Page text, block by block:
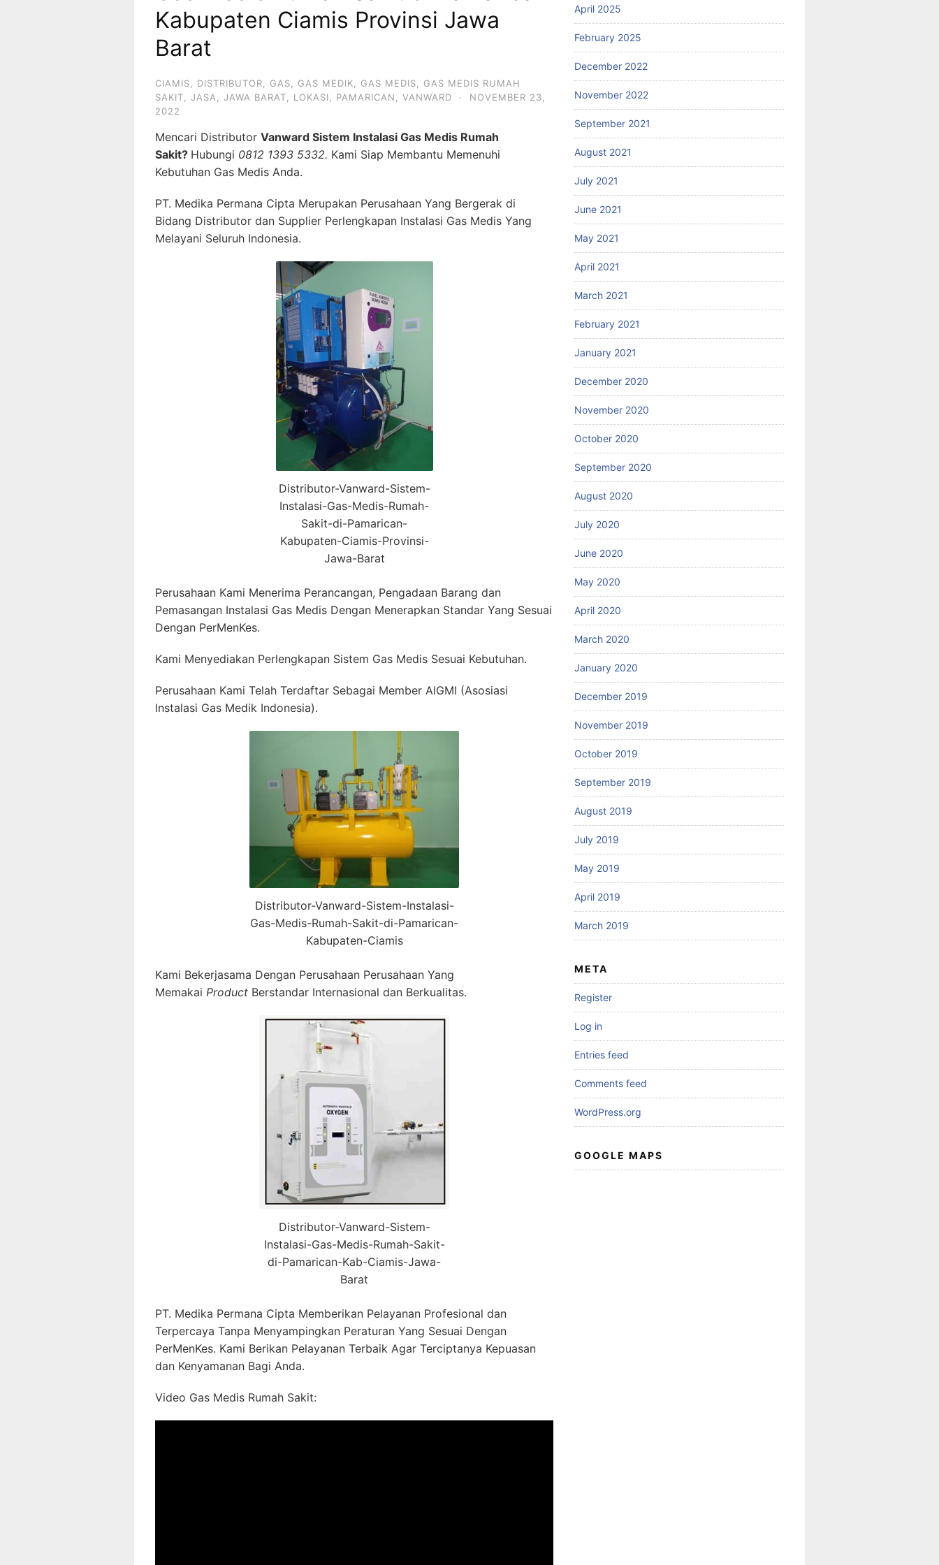
Kabupaten Ciamis Provinsi Jawa
Barat
CIAMIS DISTRIBUTOR GAS GAS MEDIK GAS MEDIS
GAS MEDIS RUMAH
SAKIT
JASA JAWA BARAT LOKASI PAMARICAN VANWARD ·
NOVEMBER 23,
2022
Mencari Distributor Vanward Sistem Instalasi Gas Medis Rumah
Sakit? Hubungi 0812 1393 5332. Kami Siap Membantu Memenuhi
Kebutuhan Gas Medis Anda.
PT. Medika Permana Cipta Merupakan Perusahaan Yang Bergerak di
Bidang Distributor dan Supplier Perlengkapan Instalasi Gas Medis Yang
Melayani Seluruh Indonesia.
Distributor-Vanward-Sistem-
Instalasi-Gas-Medis-Rumah-
Sakit-di-Pamarican-
Kabupaten-Ciamis-Provinsi-
Jawa-Barat
Perusahaan Kami Menerima Perancangan, Pengadaan Barang dan
Pemasangan Instalasi Gas Medis Dengan Menerapkan Standar Yang Sesuai
Dengan PerMenKes.
Kami Menyediakan Perlengkapan Sistem Gas Medis Sesuai Kebutuhan.
Perusahaan Kami Telah Terdaftar Sebagai Member AIGMI (Asosiasi
Instalasi Gas Medik Indonesia).
Distributor-Vanward-Sistem-Instalasi-
Gas-Medis-Rumah-Sakit-di-Pamarican-
Kabupaten-Ciamis
Kami Bekerjasama Dengan Perusahaan Perusahaan Yang
Memakai Product Berstandar Internasional dan Berkualitas.
Distributor-Vanward-Sistem-
Instalasi-Gas-Medis-Rumah-Sakit-
di-Pamarican-Kab-Ciamis-Jawa-
Barat
PT. Medika Permana Cipta Memberikan Pelayanan Profesional dan
Terpercaya Tanpa Menyampingkan Peraturan Yang Sesuai Dengan
PerMenKes. Kami Berikan Pelayanan Terbaik Agar Terciptanya Kepuasan
dan Kenyamanan Bagi Anda.
Video Gas Medis Rumah Sakit:
April 2025
February 2025
December 2022
November 2022
September 2021
August 2021
July 2021
June 2021
May 2021
April 2021
March 2021
February 2021
January 2021
December 2020
November 2020
October 2020
September 2020
August 2020
July 2020
June 2020
May 2020
April 2020
March 2020
January 2020
December 2019
November 2019
October 2019
September 2019
August 2019
July 2019
May 2019
April 2019
March 2019
META
Register
Log in
Entries feed
Comments feed
WordPress.org
GOOGLE MAPS